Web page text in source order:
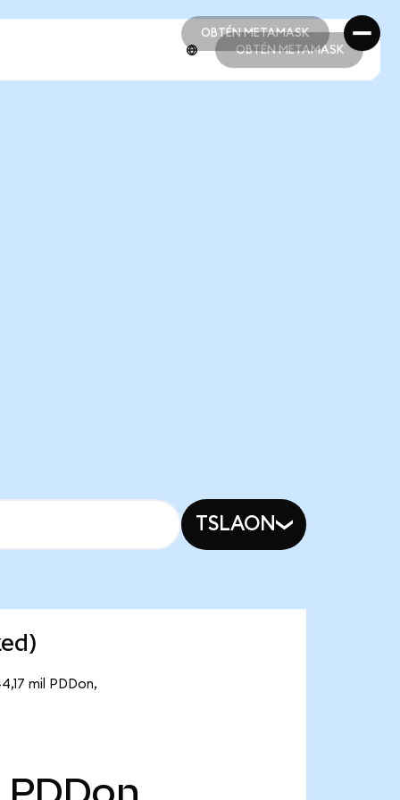
OBTÉN METAMASK
OBTÉN METAMASK
OBTÉN METAMASK
TSLAON
mil PDDon,